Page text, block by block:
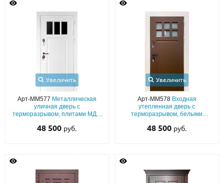
Увеличить
Арт-ММ577 Металлическая
уличная дверь с
терморазрывом, плитами МДФ
со стеклом
48 500 руб.
Увеличить
Арт-ММ578 Входная
утепленная дверь с
терморазрывом, белыми
плитами МДФ (окрас по RAL) и
48 500 руб.